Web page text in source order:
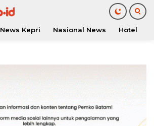
News Kepri Nasional News Hotel